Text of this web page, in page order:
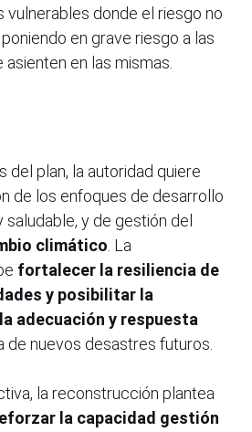
vulnerables donde el riesgo no
en grave riesgo a las
en las mismas.
del plan, la autoridad quiere
de los enfoques de desarrollo
y de gestión del
climático. La
fortalecer la resiliencia de
y posibilitar la
adecuación y respuesta
de nuevos desastres futuros.
la reconstrucción plantea
la capacidad gestión